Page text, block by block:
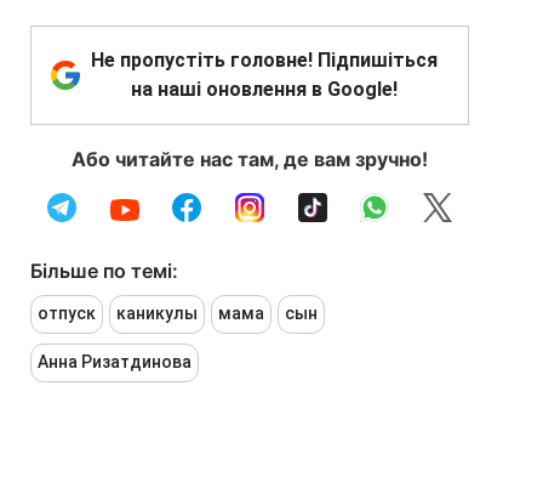
Не пропустіть головне! Підпишіться
на наші оновлення в Google!
Або читайте нас там, де вам зручно!
Більше по темі:
отпуск каникулы мама сын
Анна Ризатдинова